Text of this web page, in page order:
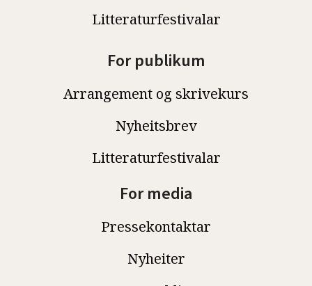
Litteraturfestivalar
For publikum
Arrangement og skrivekurs
Nyheitsbrev
Litteraturfestivalar
For media
Pressekontaktar
Nyheiter